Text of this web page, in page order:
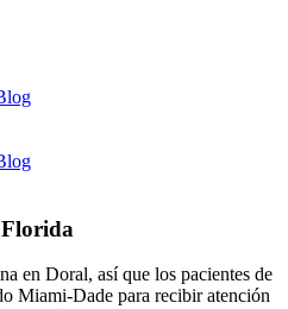
en Doral, así que los pacientes de
Miami-Dade para recibir atención